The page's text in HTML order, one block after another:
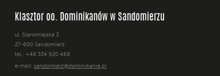
Klasztor oo. Dominikanów w Sandomierzu
ul. Staromiejska 3
27-600 Sandomierz
tel.: +48 534 920 468
e-mail: sandomierz@dominikanie.pl